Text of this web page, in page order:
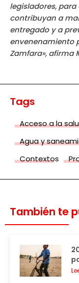
legisladores, para
contribuyan a
entregado y a
envenenamiento
Zamfara», afirma
Tags
Acceso a la
Agua y
Contextos
También te